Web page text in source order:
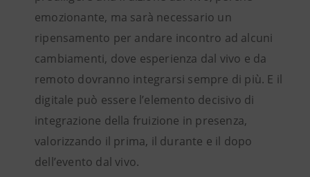
emozionante, ma sarà necessario un
ripensamento per andare incontro ad alcuni
cambiamenti, dove esperienza dal vivo e da
remoto dovranno integrarsi sempre di più. E il
digitale può essere l’elemento decisivo di
integrazione della fruizione in presenza,
valorizzando il prima, il durante e il dopo
dell’evento dal vivo.